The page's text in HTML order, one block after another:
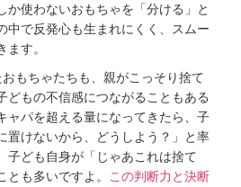
か使わないおもちゃを「分ける」と
中で反発心も生まれにくく、スムー
す。
もちゃたちも、親がこっそり捨て
どもの不信感につながることもある
ャパを超える量になってきたら、子
置けないから、どうしよう？」と率
子ども自身が「じゃあこれは捨て
も多いですよ。
この判断力と決断